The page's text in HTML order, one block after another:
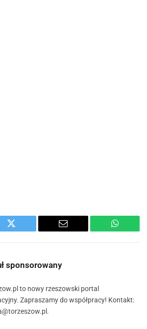
Twitter Email
sponsorowany
to nowy rzeszowski portal
Zapraszamy do współpracy! Kontakt: